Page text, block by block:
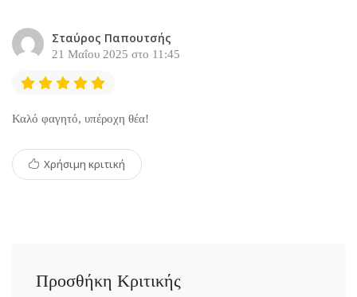
Σταύρος Παπουτσής
21 Μαΐου 2025 στο 11:45
Καλό φαγητό, υπέροχη θέα!
Χρήσιμη κριτική
Προσθήκη Κριτικής